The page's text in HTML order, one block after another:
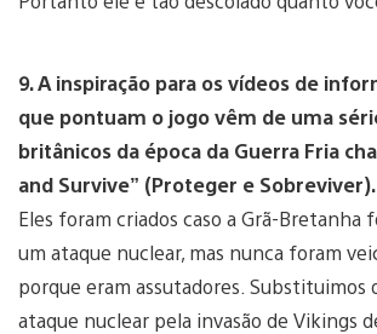
9. A inspiração para os vídeos de
que pontuam o jogo vêm de uma
britânicos da época da Guerra Fria
and Survive” (Proteger e Sobreviver).
Eles foram criados caso a Grã-Bretanha
um ataque nuclear, mas nunca foram
porque eram assutadores. Substituimos
ataque nuclear pela invasão de Vikings